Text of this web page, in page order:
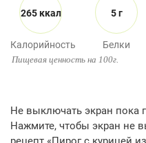
265 ккал
Калорийность
5 г
Белки
Пищевая ценность на 100г.